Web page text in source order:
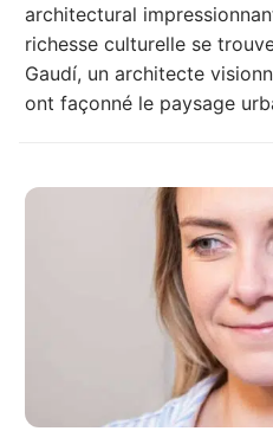
architectural
richesse culturelle se
Gaudí, un architecte
ont façonné le paysage